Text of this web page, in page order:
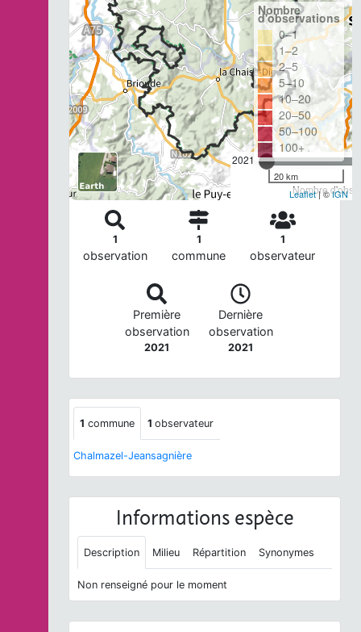
2021
Nombre
Nombre
d'observations
0–1
1–2
2–5
5–10
10–20
20–50
50–100
100+
20 km
Leaflet| ©IGN
1
observation
1
commune
1
observateur
Première
observation
2021
Dernière
observation
2021
1 commune 1 observateur
Chalmazel-Jeansagnière
Informations espèce
Description Milieu Répartition Synonymes
Non renseigné pour le moment